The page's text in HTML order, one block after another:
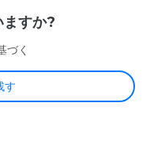
ますか?
づく
す